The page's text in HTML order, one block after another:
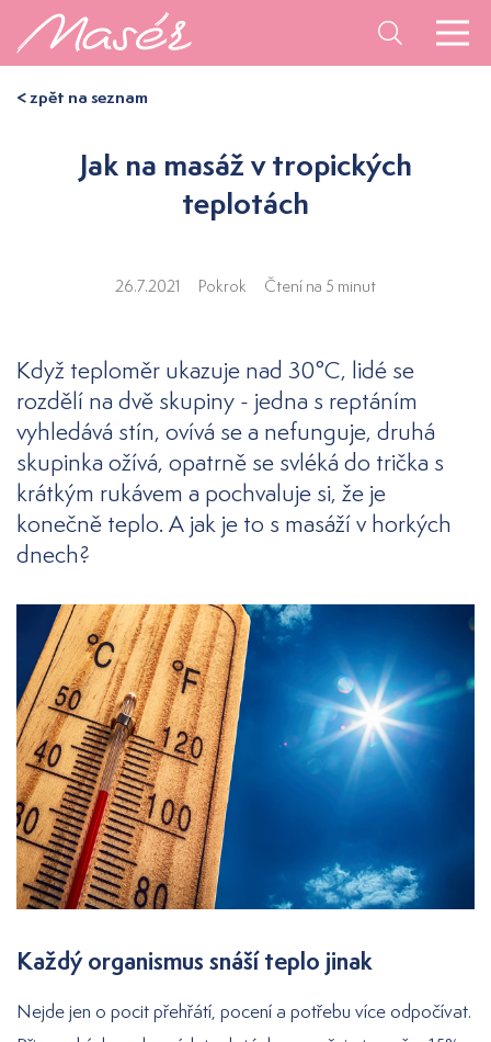
< zpět na seznam
Jak na masáž v tropických
teplotách
26.7.2021 Pokrok Čtení na 5 minut
Když teploměr ukazuje nad 30°C, lidé se
rozdělí na dvě skupiny - jedna s reptáním
vyhledává stín, ovívá se a nefunguje, druhá
skupinka ožívá, opatrně se svléká do trička s
krátkým rukávem a pochvaluje si, že je
konečně teplo. A jak je to s masáží v horkých
dnech?
Každý organismus snáší teplo jinak
Nejde jen o pocit přehřátí, pocení a potřebu více odpočívat.